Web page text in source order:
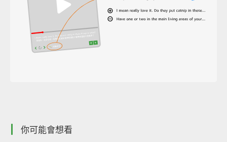
你可能會想看